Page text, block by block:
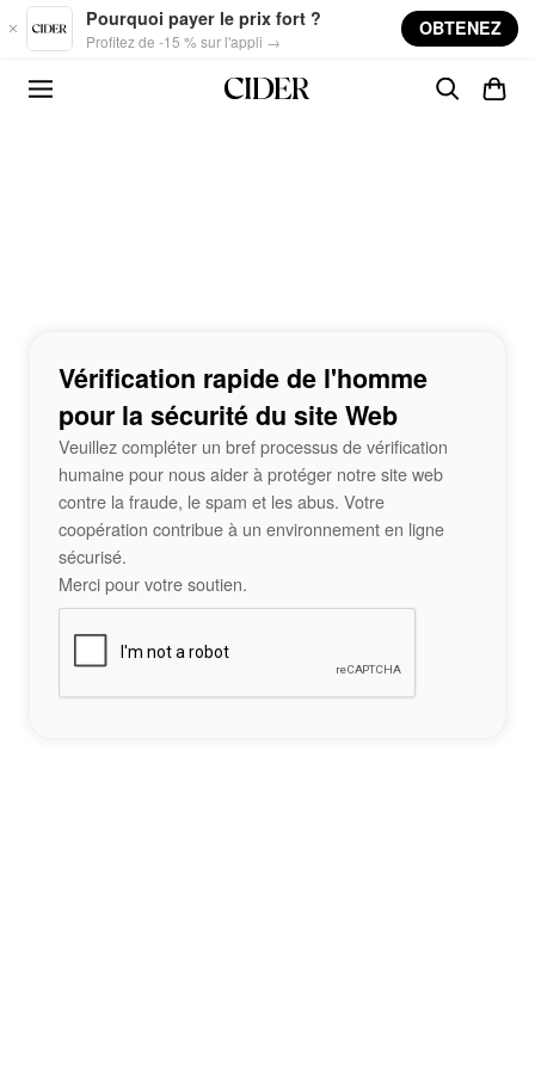
Skip to main content
Pourquoi payer le prix fort ?
Profitez de -15 % sur l'appli →
OBTENEZ
Vérification rapide de l'homme
pour la sécurité du site Web
Veuillez compléter un bref processus de vérification
humaine pour nous aider à protéger notre site web
contre la fraude, le spam et les abus. Votre
coopération contribue à un environnement en ligne
sécurisé.
Merci pour votre soutien.